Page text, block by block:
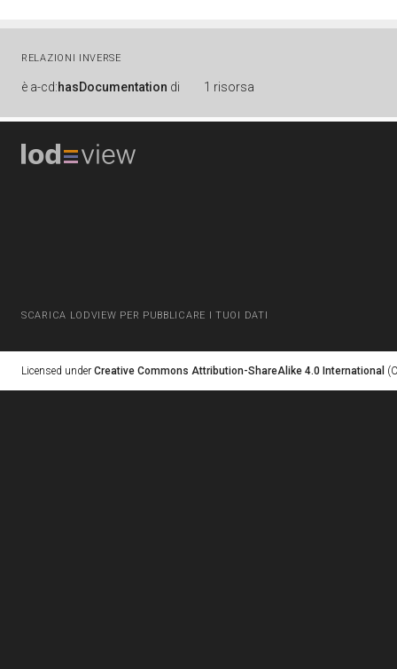
RELAZIONI INVERSE
è a-cd:hasDocumentation di 1 risorsa
SCARICA LODVIEW PER PUBBLICARE I TUOI DATI
Licensed under Creative Commons Attribution-ShareAlike 4.0 International